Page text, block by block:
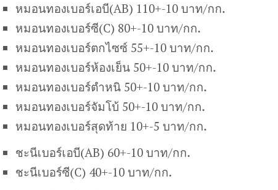
หมอนทองเบอร์เอบี(AB) 110+-10 บาท/กก.
หมอนทองเบอร์ซี(C) 80+-10 บาท/กก.
หมอนทองเบอร์ตกไซซ์ 55+-10 บาท/กก.
หมอนทองเบอร์ห้องเย็น 50+-10 บาท/กก.
หมอนทองเบอร์ตำหนิ 50+-10 บาท/กก.
หมอนทองเบอร์จัมโบ้ 50+-10 บาท/กก.
หมอนทองเบอร์สุดท้าย 10+-5 บาท/กก.
ชะนีเบอร์เอบี(AB) 60+-10 บาท/กก.
ชะนีเบอร์ซี(C) 40+-10 บาท/กก.